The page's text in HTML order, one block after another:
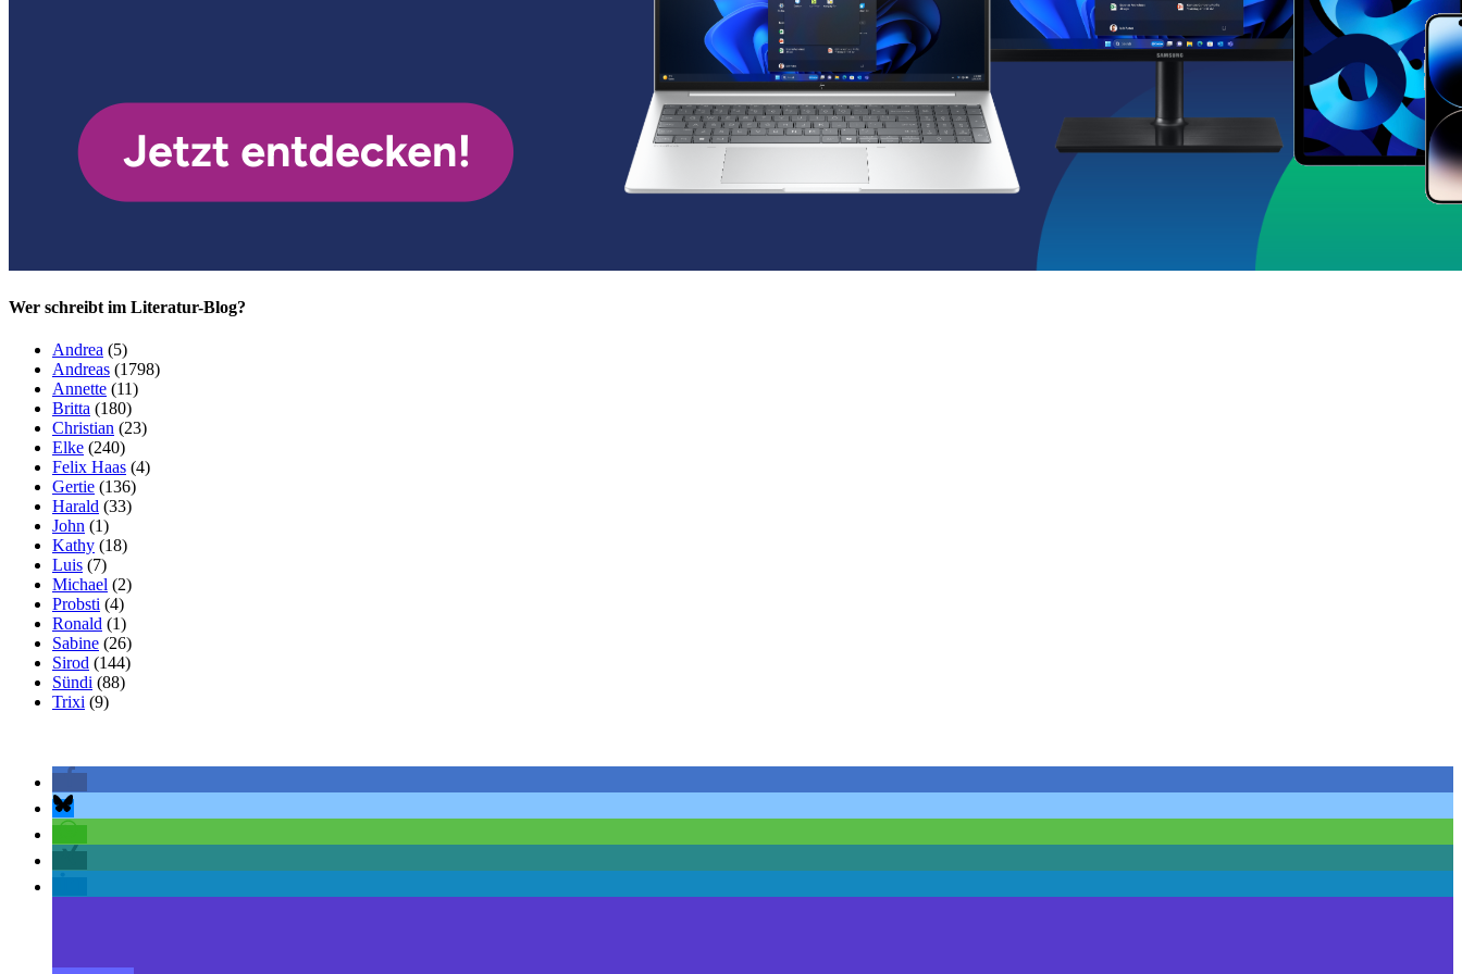
Wer schreibt im Literatur-Blog?
Andrea (5)
Andreas (1798)
Annette (11)
Britta (180)
Christian (23)
Elke (240)
Felix Haas (4)
Gertie (136)
Harald (33)
John (1)
Kathy (18)
Luis (7)
Michael (2)
Probsti (4)
Ronald (1)
Sabine (26)
Sirod (144)
Sündi (88)
Trixi (9)